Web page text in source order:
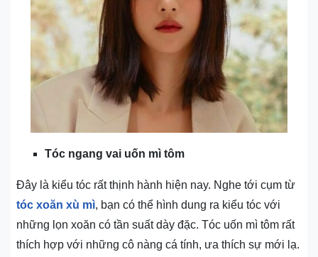
Tóc ngang vai uốn mì tôm
Đây là kiểu tóc rất thịnh hành hiện nay. Nghe tới cụm từ
tóc xoăn xù mì, bạn có thể hình dung ra kiểu tóc với
những lọn xoăn có tần suất dày đặc. Tóc uốn mì tôm rất
thích hợp với những cô nàng cá tính, ưa thích sự mới lạ.